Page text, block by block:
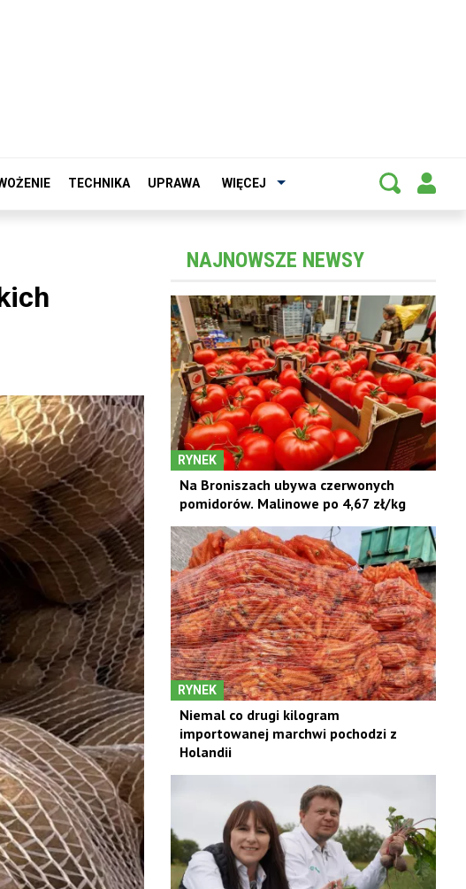
TECHNIKA UPRAWA WIĘCEJ
NAJNOWSZE NEWSY
RYNEK
Na Broniszach ubywa czerwonych
pomidorów. Malinowe po 4,67 zł/kg
RYNEK
Niemal co drugi kilogram
importowanej marchwi pochodzi z
Holandii